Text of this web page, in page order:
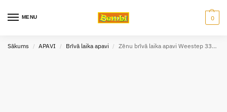
MENU 0
Sākums / APAVI / Brīvā laika apavi / Zēnu brīvā laika apavi Weestep 33335